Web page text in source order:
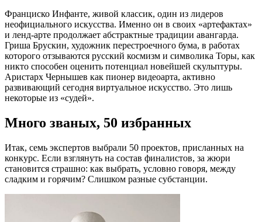
Франциско Инфанте, живой классик, один из лидеров
неофициального искусства. Именно он в своих «артефактах»
и ленд-арте продолжает абстрактные традиции авангарда.
Гриша Брускин, художник перестроечного бума, в работах
которого отзываются русский космизм и символика Торы, как
никто способен оценить потенциал новейшей скульптуры.
Аристарх Чернышев как пионер видеоарта, активно
развивающий сегодня виртуальное искусство. Это лишь
некоторые из «судей».
Много званых, 50 избранных
Итак, семь экспертов выбрали 50 проектов, присланных на
конкурс. Если взглянуть на состав финалистов, за жюри
становится страшно: как выбрать, условно говоря, между
сладким и горячим? Слишком разные субстанции.